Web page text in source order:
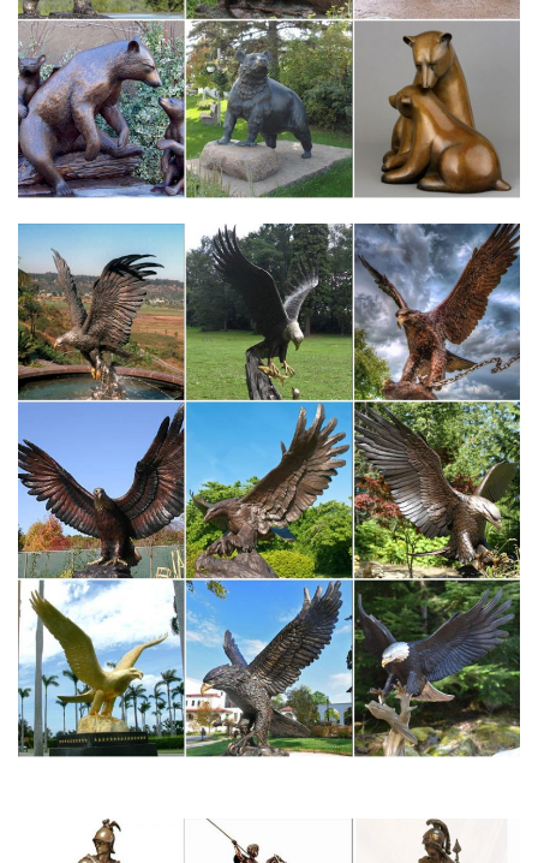
И в последующие века искусство воплощения животных, птиц,
рыбМатериал и внешний вид статуэток должен
соответствовать общему стилю оформления
помещения.Собака (или лев) – символ защитника дома,
олицетворение отваги, преданности, справедливости и
бескорыстия.
Дизайн как вид искусства
можно рассматривать с различных сторон и с разных точек
зрения. Эволюция стилей вызывает смену форм в
зависимости от культурно-исторических эпох и
художественных открытий.
Редкие фарфоровые статуэтки СССР (фото)
Фарфоровые статуэтки времен СССР пользуются особой
популярностью у ценителейОсобое место в изобразительном
искусстве играли народные мотивы, сюжеты из сказок.Клеймо
фарфоровых заводов СССР: описание, история и виды Антон
Савчук.
Новые штофы-статуэтки: собака – символ 2018 года.
Цена: 9 332 руб. Купить Купить в один клик. Новые штофы-
статуэтки: собака – символ 2018 года.В разделе «Год собаки
2018» Вы сможете найти новинки от Лефортовского
фарфорового завода – штофы в виде собачек различных
пород.
Дорогие и редкие фарфоровые статуэтки… – Советский
фарфор
зарожден этот удивительный жанр танцевального
искусства.Краткое описание: Клоун – статуэтка, как символ